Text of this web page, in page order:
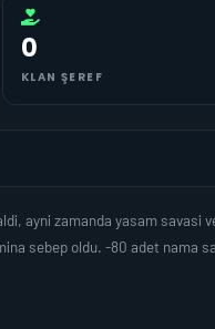
0
KLAN ŞEREF
ayni zamanda yasam savasi
sebep oldu. -80 adet nama